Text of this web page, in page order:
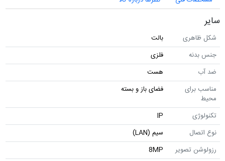
سایر
شکل ظاهری
بالت
جنس بدنه
فلزی
ضد آب
هست
مناسب برای
محیط
فضای باز و بسته
تکنولوژی
IP
نوع اتصال
سیم (LAN)
رزولوشن تصویر
8MP